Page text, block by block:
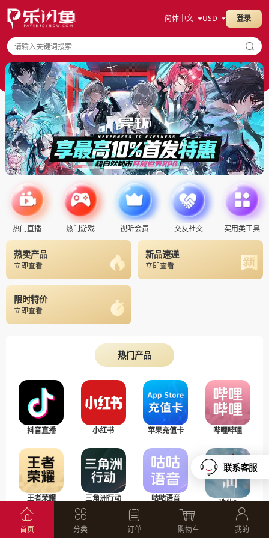
简体中文 USD 登录
热门直播 热门游戏 视听会员 交友社交 实用类工具
热卖产品
立即查看
新品速递
立即查看
限时特价
立即查看
热门产品
抖音直播 小红书 苹果充值卡 哔哩哔哩
王者荣耀 三角洲行动 咕咕语音 诛仙2
首页 分类 订单 购物车 我的
联系客服